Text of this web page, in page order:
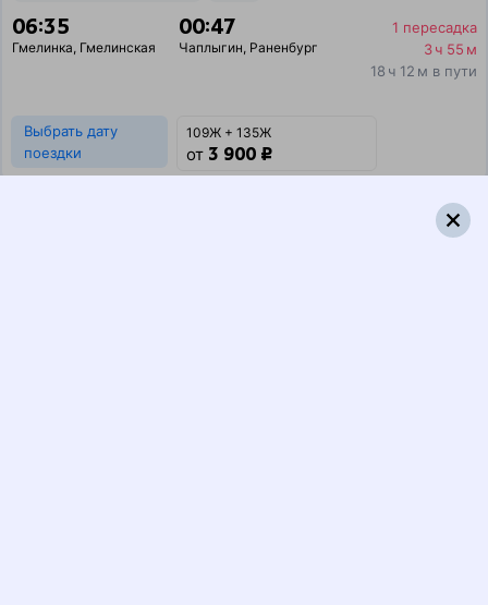
06:35
Гмелинка, Гмелинская
00:47
Чаплыгин, Раненбург
1 пересадка
3 ч 55 м
18 ч 12 м в пути
Выбрать дату
поездки
109Ж + 135Ж
от 3 900 ₽